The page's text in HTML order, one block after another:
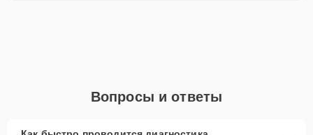
диагностику. Замена матрицы обеспечит высокое качество
изображения и восстановит работу устройства.
Вопросы и ответы